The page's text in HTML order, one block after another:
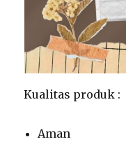
Kualitas produk :
Aman